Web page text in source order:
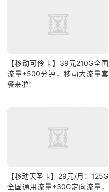
【移动可伶卡】39元210G全国
流量+500分钟，移动大流量套
餐来啦！
【移动天圣卡】29元/月：125G
全国通用流量+30G定向流量，